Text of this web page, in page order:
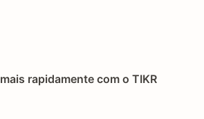
rapidamente com o TIKR